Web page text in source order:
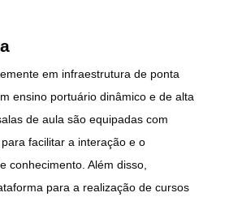
em infraestrutura de ponta
ensino portuário dinâmico e de alta
de aula são equipadas com
facilitar a interação e o
conhecimento. Além disso,
para a realização de cursos